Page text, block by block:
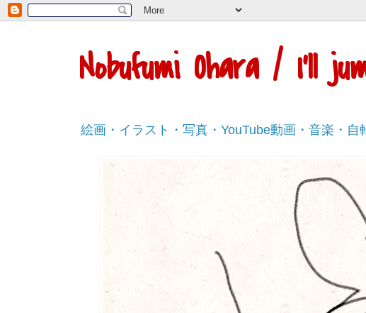
Nobufumi Ohara / I'll
絵画・イラスト・写真・YouTube動画・音楽・